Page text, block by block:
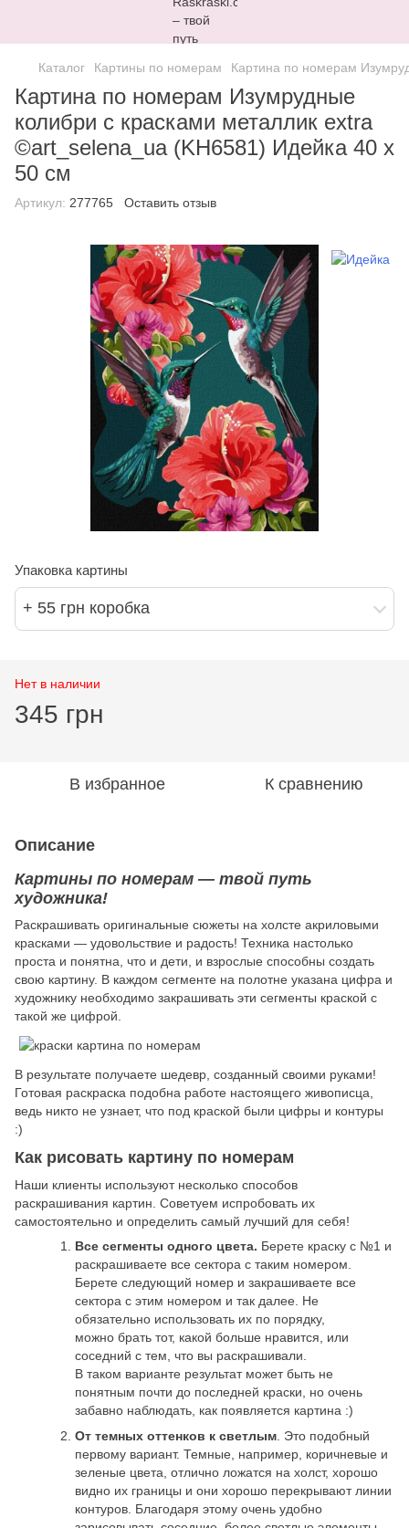
Каталог Картины по номерам Картина по номерам
Картина по номерам Изумрудные
колибри с красками металлик extra
©art_selena_ua (KH6581) Идейка 40 х
50 см
Артикул: 277765 Оставить отзыв
Упаковка картины
+ 55 грн коробка
Нет в наличии
345 грн
В избранное К сравнению
Описание
Картины по номерам — твой путь
художника!
Раскрашивать оригинальные сюжеты на холсте акриловыми
красками — удовольствие и радость! Техника настолько
проста и понятна, что и дети, и взрослые способны создать
свою картину. В каждом сегменте на полотне указана цифра и
художнику необходимо закрашивать эти сегменты краской с
такой же цифрой.
В результате получаете шедевр, созданный своими руками!
Готовая раскраска подобна работе настоящего живописца,
ведь никто не узнает, что под краской были цифры и контуры
:)
Как рисовать картину по номерам
Наши клиенты используют несколько способов
раскрашивания картин. Советуем испробовать их
самостоятельно и определить самый лучший для себя!
Все сегменты одного цвета. Берете краску с №1 и
раскрашиваете все сектора с таким номером.
Берете следующий номер и закрашиваете все
сектора с этим номером и так далее. Не
обязательно использовать их по порядку,
можно брать тот, какой больше нравится, или
соседний с тем, что вы раскрашивали.
В таком варианте результат может быть не
понятным почти до последней краски, но очень
забавно наблюдать, как появляется картина :)
От темных оттенков к светлым . Это подобный
первому вариант. Темные, например, коричневые и
зеленые цвета, отлично ложатся на холст, хорошо
видно их границы и они хорошо перекрывают линии
контуров. Благодаря этому очень удобно